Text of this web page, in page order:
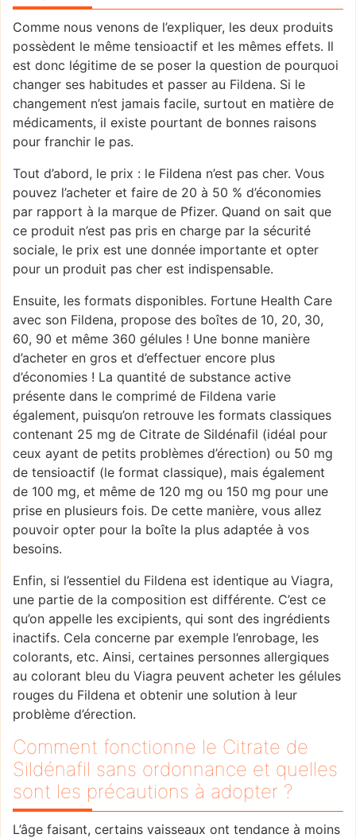
Comme nous venons de l’expliquer, les deux produits
possèdent le même tensioactif et les mêmes effets. Il
est donc légitime de se poser la question de pourquoi
changer ses habitudes et passer au Fildena. Si le
changement n’est jamais facile, surtout en matière de
médicaments, il existe pourtant de bonnes raisons
pour franchir le pas.
Tout d’abord, le prix : le Fildena n’est pas cher. Vous
pouvez l’acheter et faire de 20 à 50 % d’économies
par rapport à la marque de Pfizer. Quand on sait que
ce produit n’est pas pris en charge par la sécurité
sociale, le prix est une donnée importante et opter
pour un produit pas cher est indispensable.
Ensuite, les formats disponibles. Fortune Health Care
avec son Fildena, propose des boîtes de 10, 20, 30,
60, 90 et même 360 gélules ! Une bonne manière
d’acheter en gros et d’effectuer encore plus
d’économies ! La quantité de substance active
présente dans le comprimé de Fildena varie
également, puisqu’on retrouve les formats classiques
contenant 25 mg de Citrate de Sildénafil (idéal pour
ceux ayant de petits problèmes d’érection) ou 50 mg
de tensioactif (le format classique), mais également
de 100 mg, et même de 120 mg ou 150 mg pour une
prise en plusieurs fois. De cette manière, vous allez
pouvoir opter pour la boîte la plus adaptée à vos
besoins.
Enfin, si l’essentiel du Fildena est identique au Viagra,
une partie de la composition est différente. C’est ce
qu’on appelle les excipients, qui sont des ingrédients
inactifs. Cela concerne par exemple l’enrobage, les
colorants, etc. Ainsi, certaines personnes allergiques
au colorant bleu du Viagra peuvent acheter les gélules
rouges du Fildena et obtenir une solution à leur
problème d’érection.
Comment fonctionne le Citrate de
Sildénafil sans ordonnance et quelles
sont les précautions à adopter ?
L’âge faisant, certains vaisseaux ont tendance à moins